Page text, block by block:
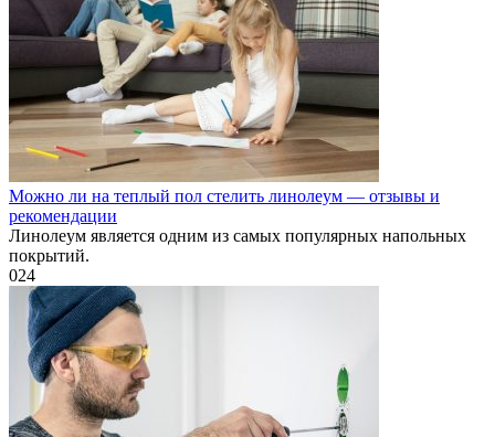
Можно ли на теплый пол стелить линолеум — отзывы и
рекомендации
Линолеум является одним из самых популярных напольных
покрытий.
024